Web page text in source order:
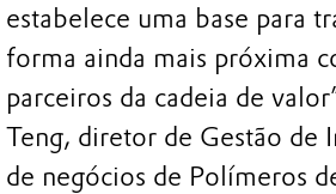
estabelece uma base para
forma ainda mais próxima
parceiros da cadeia de
Teng, diretor de Gestão de
de negócios de Polímeros